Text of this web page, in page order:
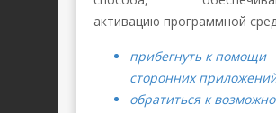
активацию программной
прибегнуть к помощи
сторонних
обратиться к